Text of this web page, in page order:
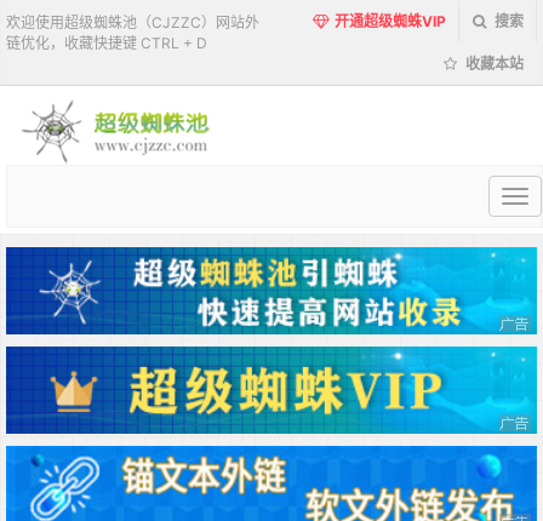
欢迎使用超级蜘蛛池（CJZZC）网站外
链优化，收藏快捷键 CTRL + D
开通超级蜘蛛VIP 搜索
收藏本站
超
蜘
蛛
池